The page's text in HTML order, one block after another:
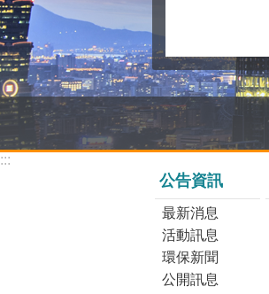
:::
公告資訊
最新消息
活動訊息
環保新聞
公開訊息